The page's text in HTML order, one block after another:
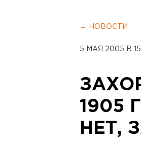
← НОВОСТИ
5 МАЯ 2005 В
1905
НЕТ,